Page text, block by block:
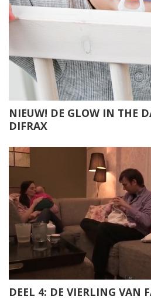
NIEUW! DE GLOW IN THE
DIFRAX
DEEL 4: DE VIERLING VAN